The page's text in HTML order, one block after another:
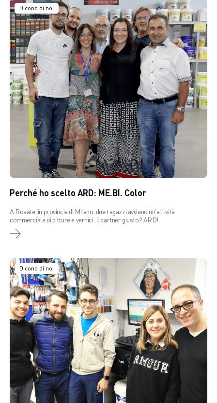
Dicono di noi
Perché ho scelto ARD: ME.BI. Color
A Rosate, in provincia di Milano, due ragazzi avviano un’attività
commerciale di pitture e vernici. Il partner giusto? ARD!
Dicono di noi